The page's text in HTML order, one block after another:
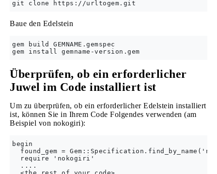
Baue den Edelstein
gem build GEMNAME.gemspec
Überprüfen, ob ein erforderlicher
Juwel im Code installiert ist
Um zu überprüfen, ob ein erforderlicher Edelstein installiert
ist, können Sie in Ihrem Code Folgendes verwenden (am
Beispiel von nokogiri):
begin
found_gem =
  require 'nokogiri'
  ....